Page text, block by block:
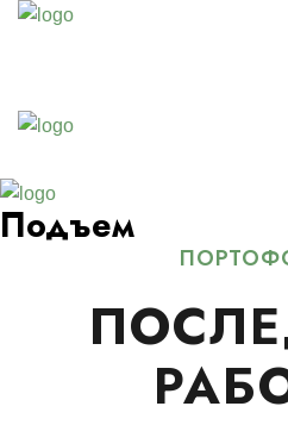
Подъем